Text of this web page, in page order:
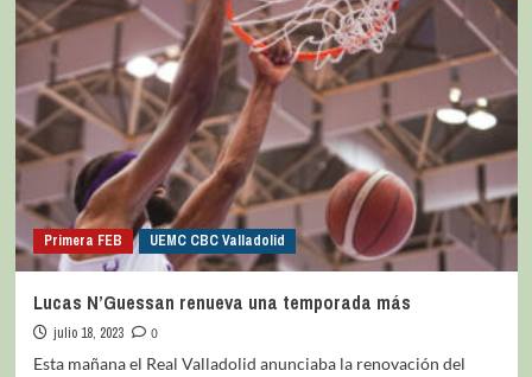
Primera FEB UEMC CBC Valladolid
Lucas N’Guessan renueva una temporada más
julio 18, 2023
0
Esta mañana el Real Valladolid anunciaba la renovación del